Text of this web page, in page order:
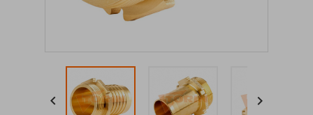
 